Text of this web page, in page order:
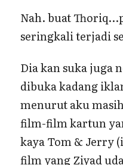
Nah. buat
seringkali terjadi
Dia kan suka juga
dibuka kadang
menurut aku
film-film kartun
kaya Tom & Jerry
film yang Ziyad